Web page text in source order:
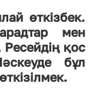
өткізбек.
мен
қос
бұл